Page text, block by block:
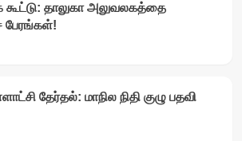
கூட்டு: தாலுகா அலுவலகத்தை
பேரங்கள்!
தேர்தல்: மாநில நிதி குழு பதவி